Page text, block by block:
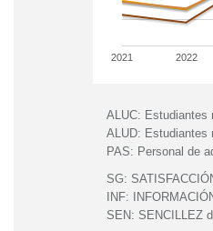
2021 2022
ALUC: Estudiantes
ALUD: Estudiantes
PAS: Personal de
SG:
INF:
SEN: SENCILLEZ